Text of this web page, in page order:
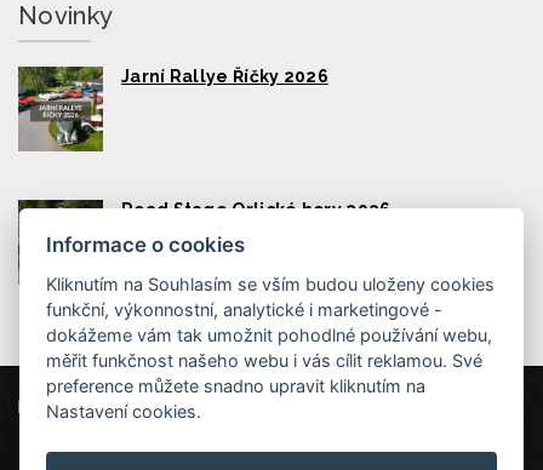
Novinky
Jarní Rallye Říčky 2026
Road Stage Orlické hory 2026
Wellness Hotel Říčky
Informace o cookies
Kliknutím na Souhlasím se vším budou uloženy cookies
funkční, výkonnostní, analytické i marketingové -
dokážeme vám tak umožnit pohodlné používání webu,
měřit funkčnost našeho webu i vás cílit reklamou. Své
preference můžete snadno upravit kliknutím na
Nastavení cookies.